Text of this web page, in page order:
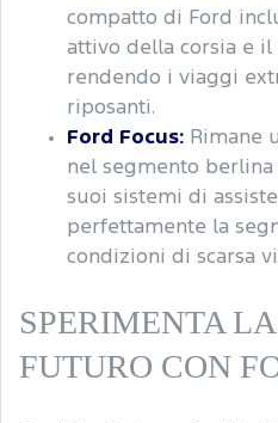
compatto di Ford
attivo della corsia e
rendendo i viaggi
riposanti.
Ford Focus: Rimane
nel segmento
suoi sistemi di
perfettamente la
condizioni di scarsa
SPERIMENTA
FUTURO CON